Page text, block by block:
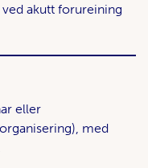
akutt forureining
eller
med